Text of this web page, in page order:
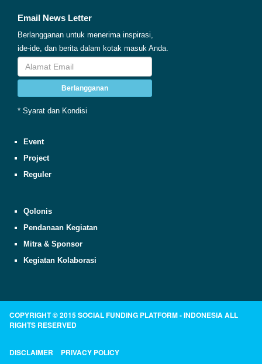
Email News Letter
Berlangganan untuk menerima inspirasi,
ide-ide, dan berita dalam kotak masuk Anda.
Berlangganan
* Syarat dan Kondisi
Event
Project
Reguler
Qolonis
Pendanaan Kegiatan
Mitra & Sponsor
Kegiatan Kolaborasi
COPYRIGHT © 2015 SOCIAL FUNDING PLATFORM - INDONESIA ALL
RIGHTS RESERVED
DISCLAIMER PRIVACY POLICY